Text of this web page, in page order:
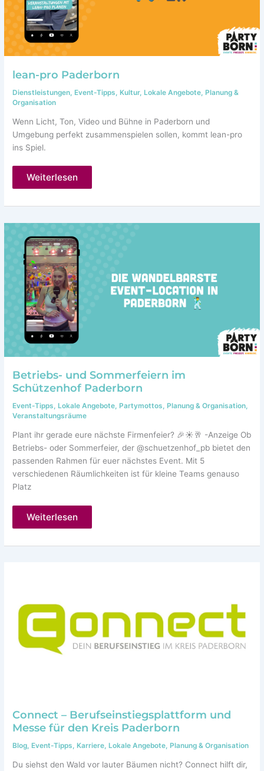
lean-pro Paderborn
Dienstleistungen ,Event-Tipps ,Kultur,Lokale Angebote ,Planung &
Organisation
Wenn Licht, Ton, Video und Bühne in Paderborn und
Umgebung perfekt zusammenspielen sollen, kommt lean-pro
ins Spiel.
lean-
Weiterlesen
Betriebs- und Sommerfeiern im
Schützenhof Paderborn
Event-Tipps, Lokale Angebote, Partymottos, Planung & Organisation,
Veranstaltungsräume
Plant ihr gerade eure nächste Firmenfeier? 🎉☀️🥂 -Anzeige Ob
Betriebs- oder Sommerfeier, der @schuetzenhof_pb bietet den
passenden Rahmen für euer nächstes Event. Mit 5
verschiedenen Räumlichkeiten ist für kleine Teams genauso
Platz
Betriebs-
Weiterlesen
Connect – Berufseinstiegsplattform und
Messe für den Kreis Paderborn
Blog, Event-Tipps, Karriere, Lokale Angebote, Planung & Organisation
Du siehst den Wald vor lauter Bäumen nicht? Connect hilft dir,